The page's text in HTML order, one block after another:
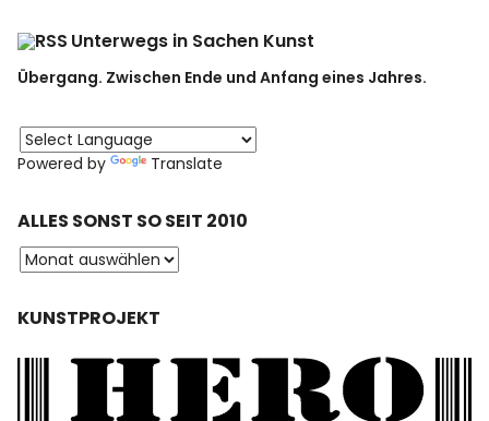
Unterwegs in Sachen Kunst
Übergang. Zwischen Ende und Anfang eines Jahres.
Powered by Translate
ALLES SONST SO SEIT 2010
KUNSTPROJEKT